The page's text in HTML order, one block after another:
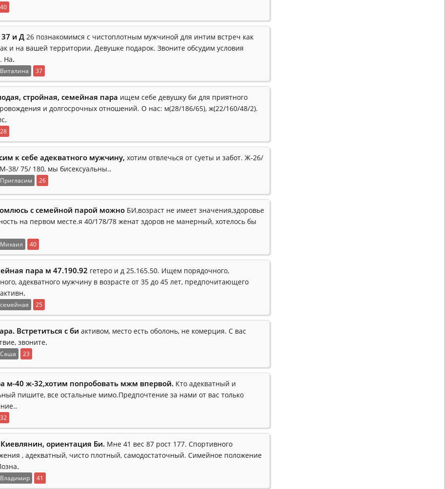
40
и Д 26 познакомимся с чистоплотным мужчиной для интим встреч как
и на вашей территории. Девушке подарок. Звоните обсудим условия
На.
Виталина 37
стройная, семейная пара ищем себе девушку би для приятного
и долгосрочных отношений. О нас: м(28/186/65), ж(22/160/48/2).
.
28
к себе адекватного мужчину, хотим отвлечься от суеты и забот. Ж-26/
38/ 75/ 180, мы бисексуальны..
Пригласим 26
с семейной парой можно БИ,возраст не имеет значения,здоровье
на первом месте.я 40/178/78 женат здоров не манерный, хотелось бы
Михаил 40
пара м 47.190.92 гетеро и д 25.165.50. Ищем порядочного,
адекватного мужчину в возрасте от 35 до 45 лет, предпочитающего
.
семейная 25
Встретиться с би активом, место есть оболонь, не комерция. С вас
звоните.
Саша 23
м-40 ж-32,хотим попробовать мжм впервой. Кто адекватный и
пишите, все остальные мимо.Предпочтение за нами от вас только
.
32
ориентация Би. Мне 41 вес 87 рост 177. Спортивного
, адекватный, чисто плотный, самодостаточный. Симейное положение
.
Владимир 41